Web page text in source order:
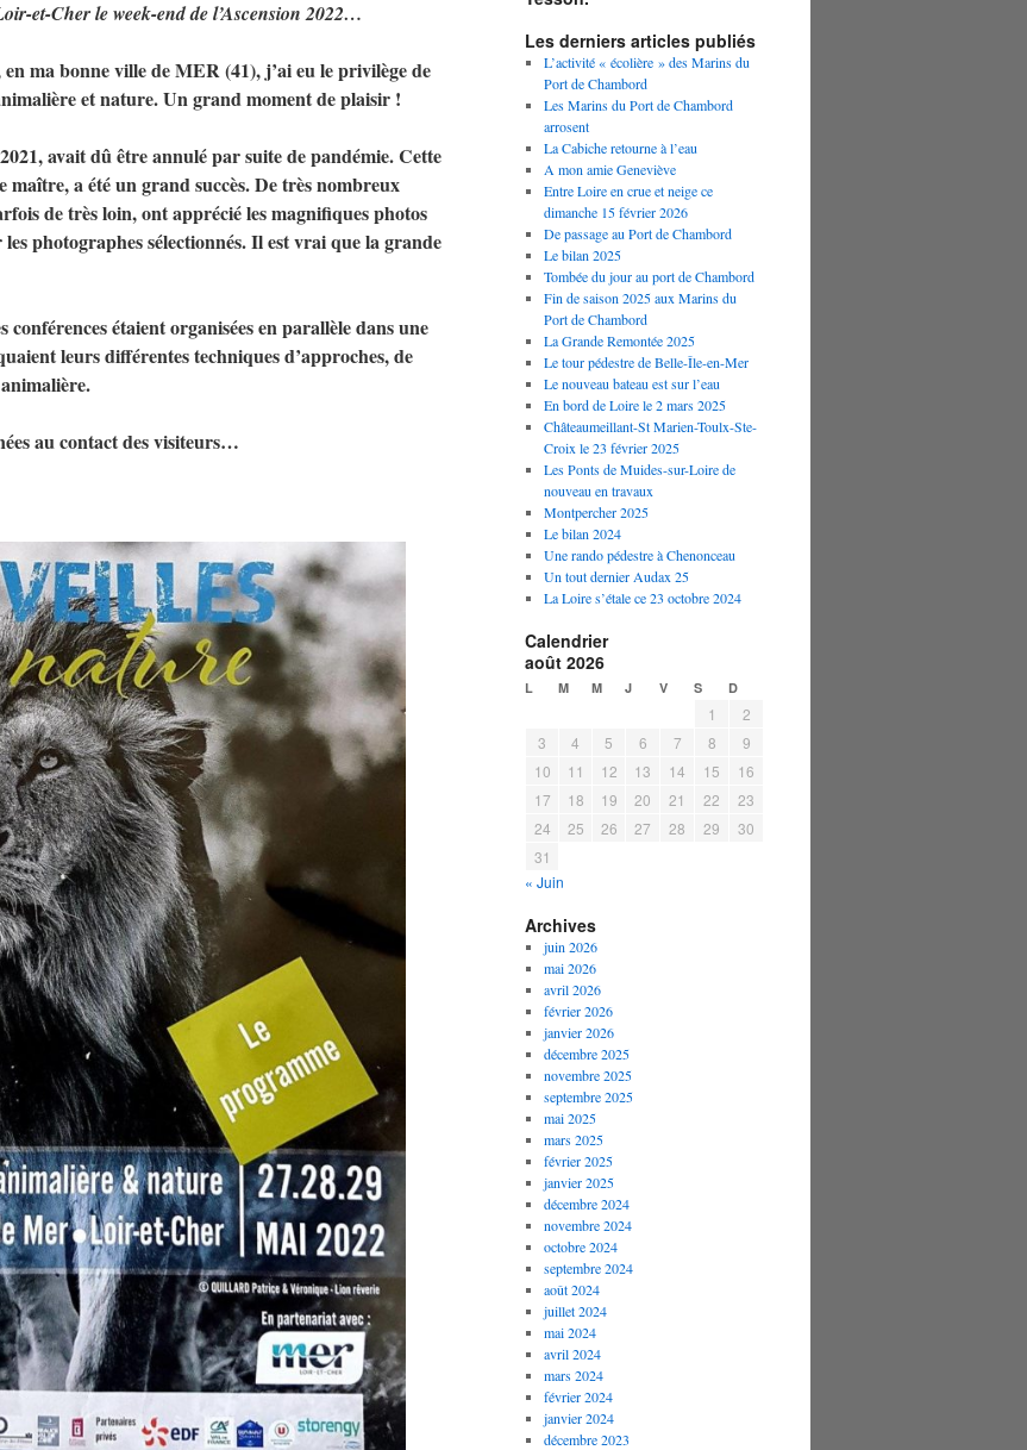
et-Cher le week-end de l’Ascension 2022…
ma bonne ville de MER (41), j’ai eu le privilège de
et nature. Un grand moment de plaisir !
avait dû être annulé par suite de pandémie. Cette
maître, a été un grand succès. De très nombreux
de très loin, ont apprécié les magnifiques photos
photographes sélectionnés. Il est vrai que la grande
étaient organisées en parallèle dans une
leurs différentes techniques d’approches, de
au contact des visiteurs…
Les derniers articles publiés
L’activité « écolière » des Marins du
Port de Chambord
Les Marins du Port de Chambord
arrosent
La Cabiche retourne à l’eau
A mon amie Geneviève
Entre Loire en crue et neige ce
dimanche 15 février 2026
De passage au Port de Chambord
Le bilan 2025
Tombée du jour au port de Chambord
Fin de saison 2025 aux Marins du
Port de Chambord
La Grande Remontée 2025
Le tour pédestre de Belle-Île-en-Mer
Le nouveau bateau est sur l’eau
En bord de Loire le 2 mars 2025
Châteaumeillant-St Marien-Toulx-Ste-
Croix le 23 février 2025
Les Ponts de Muides-sur-Loire de
nouveau en travaux
Montpercher 2025
Le bilan 2024
Une rando pédestre à Chenonceau
Un tout dernier Audax 25
La Loire s’étale ce 23 octobre 2024
Calendrier
août 2026
L M M J V S D
1
2
3
4 5 6 7 8
9
10
11 12 13 14 15
16
17
18 19 20 21 22
23
24
25 26 27 28 29
30
31
« Juin
Archives
juin 2026
mai 2026
avril 2026
février 2026
janvier 2026
décembre 2025
novembre 2025
septembre 2025
mai 2025
mars 2025
février 2025
janvier 2025
décembre 2024
novembre 2024
octobre 2024
septembre 2024
août 2024
juillet 2024
mai 2024
avril 2024
mars 2024
février 2024
janvier 2024
décembre 2023